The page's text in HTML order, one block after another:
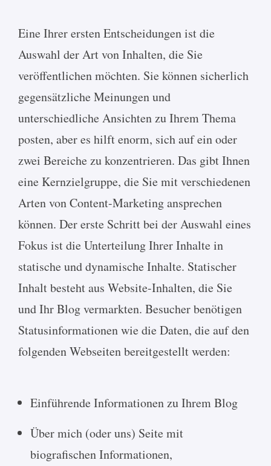
Eine Ihrer ersten Entscheidungen ist die
Auswahl der Art von Inhalten, die Sie
veröffentlichen möchten. Sie können sicherlich
gegensätzliche Meinungen und
unterschiedliche Ansichten zu Ihrem Thema
posten, aber es hilft enorm, sich auf ein oder
zwei Bereiche zu konzentrieren. Das gibt Ihnen
eine Kernzielgruppe, die Sie mit verschiedenen
Arten von Content-Marketing ansprechen
können. Der erste Schritt bei der Auswahl eines
Fokus ist die Unterteilung Ihrer Inhalte in
statische und dynamische Inhalte. Statischer
Inhalt besteht aus Website-Inhalten, die Sie
und Ihr Blog vermarkten. Besucher benötigen
Statusinformationen wie die Daten, die auf den
folgenden Webseiten bereitgestellt werden:
Einführende Informationen zu Ihrem Blog
Über mich (oder uns) Seite mit
biografischen Informationen,